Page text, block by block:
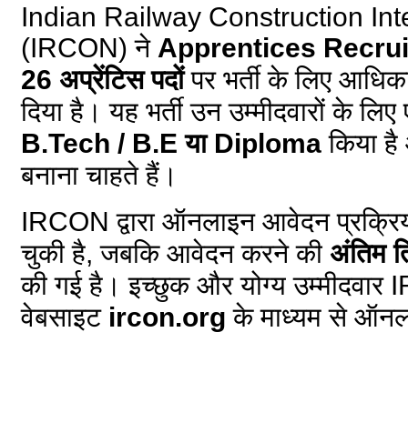
Indian Railway Construction
(IRCON) ने Apprentices
26 अप्रेंटिस पदोंपर भर्ती के लिए
दिया है। यह भर्ती उन उम्मीदवारों के
B.Tech / B.E या Diploma किया
बनाना चाहते हैं।
IRCON द्वारा ऑनलाइन आवेदन
चुकी है, जबकि आवेदन करने की अंतिम
की गई है। इच्छुक और योग्य उम्मीदवार
वेबसाइट ircon.org के माध्यम से